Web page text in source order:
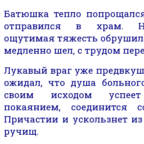
Батюшка тепло
отправился в храм.
ощутимая тяжесть
медленно шел, с трудом
Лукавый враг уже
ожидал, что душа
своим исходом
покаянием, соединится
Причастии и ускользнет из
ручищ.